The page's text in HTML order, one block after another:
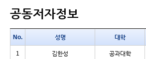
공동저자정보
No. 성명 대학
1 김한성 공과대학